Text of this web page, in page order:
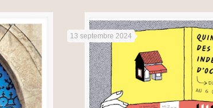
13 septembre 2024